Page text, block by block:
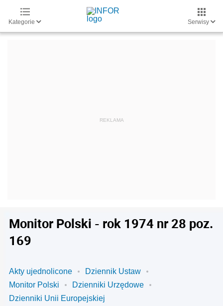
Kategorie Serwisy
Monitor Polski - rok 1974 nr 28 poz.
169
Akty ujednolicone
Dziennik Ustaw
Monitor Polski
Dzienniki Urzędowe
Dzienniki Unii Europejskiej